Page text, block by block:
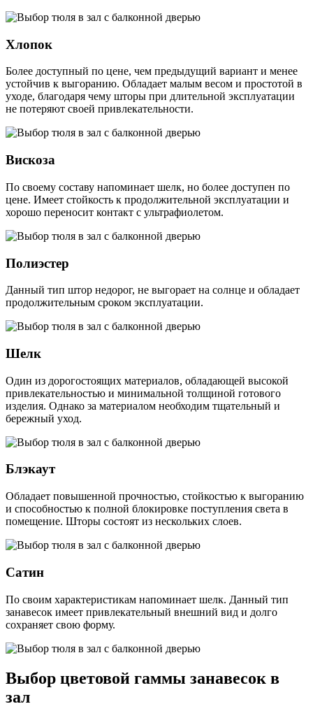
Хлопок
Более доступный по цене, чем предыдущий вариант и менее
устойчив к выгоранию. Обладает малым весом и простотой в
уходе, благодаря чему шторы при длительной эксплуатации
не потеряют своей привлекательности.
Вискоза
По своему составу напоминает шелк, но более доступен по
цене. Имеет стойкость к продолжительной эксплуатации и
хорошо переносит контакт с ультрафиолетом.
Полиэстер
Данный тип штор недорог, не выгорает на солнце и обладает
продолжительным сроком эксплуатации.
Шелк
Один из дорогостоящих материалов, обладающей высокой
привлекательностью и минимальной толщиной готового
изделия. Однако за материалом необходим тщательный и
бережный уход.
Блэкаут
Обладает повышенной прочностью, стойкостью к выгоранию
и способностью к полной блокировке поступления света в
помещение. Шторы состоят из нескольких слоев.
Сатин
По своим характеристикам напоминает шелк. Данный тип
занавесок имеет привлекательный внешний вид и долго
сохраняет свою форму.
Выбор цветовой гаммы занавесок в
зал